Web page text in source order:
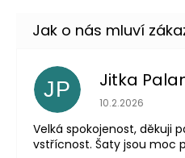
JP Jitka
Hodnocení
10.2.2026
Velká spokojenost, děkuji
vstřícnost. Šaty jsou moc